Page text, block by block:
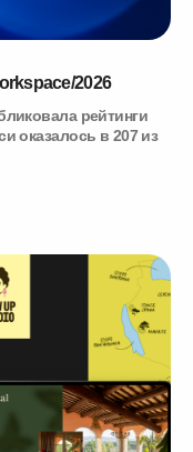
2026
рейтинги
оказалось в 207 из